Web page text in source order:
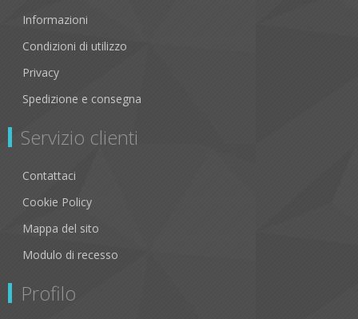
Informazioni
Condizioni di utilizzo
Privacy
Spedizione e consegna
Servizio clienti
Contattaci
Cookie Policy
Mappa del sito
Modulo di recesso
Profilo